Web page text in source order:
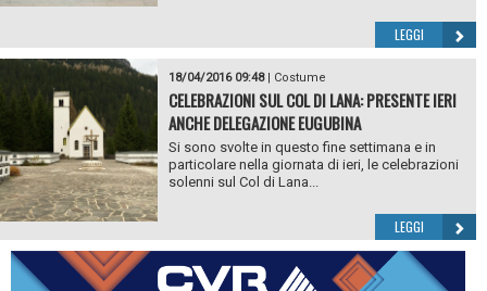
LEGGI
18/04/2016 09:48| Costume
CELEBRAZIONI SUL COL DI LANA: PRESENTE IERI
ANCHE DELEGAZIONE EUGUBINA
Si sono svolte in questo fine settimana e in
particolare nella giornata di ieri, le celebrazioni
solenni sul Col di Lana...
LEGGI